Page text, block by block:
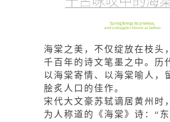
海棠之美，不仅绽放在枝头
千百年的诗文笔墨之中。历
以海棠寄情、以海棠喻人，
脍炙人口的佳作。
宋代大文豪苏轼谪居黄州时
为人称道的《海棠》诗：“